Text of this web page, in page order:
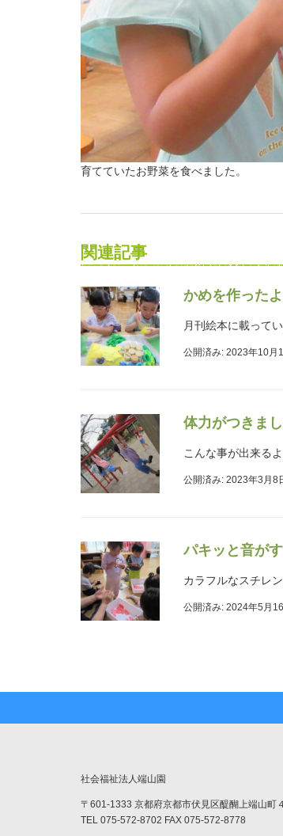
育てていたお野菜を食べました。
関連記事
かめを作った
月刊絵本に載って
公開済み: 2023年10月
体力がつきま
こんな事が出来る
公開済み: 2023年3月8
パキッと音が
カラフルなスチレ
公開済み: 2024年5月
社会福祉法人端山園
〒601-1333 京都府京都市伏見区醍醐上端山町
TEL 075-572-8702 FAX 075-572-8778